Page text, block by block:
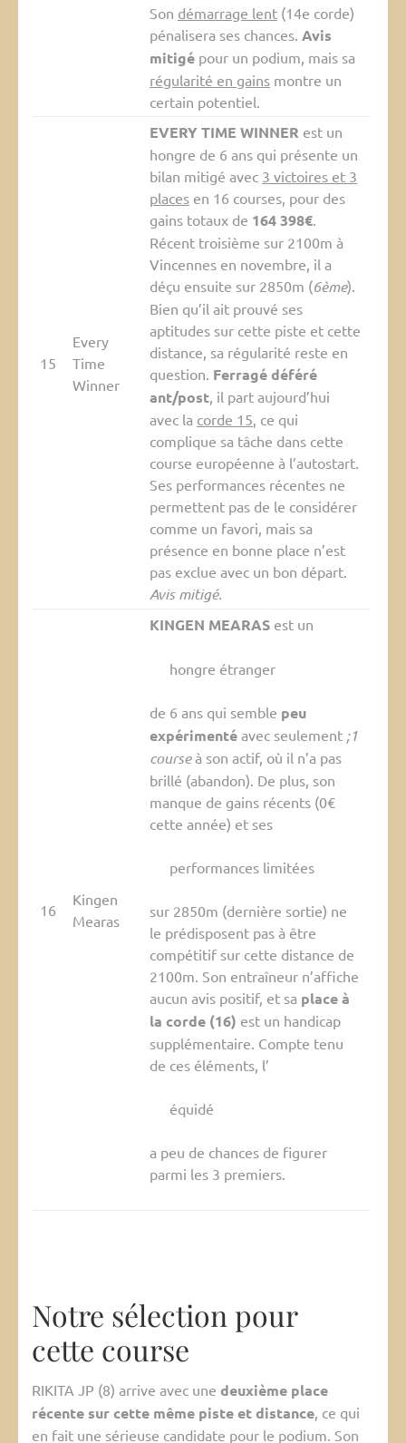
Son démarrage lent(14e corde)
pénalisera ses chances. Avis
mitigépour un podium, mais sa
régularité en gainsmontre un
certain potentiel.
15
Every
Time
Winner
EVERY TIME WINNER est un
hongre de 6 ans qui présente un
bilan mitigé avec 3 victoires et 3
placesen 16 courses, pour des
gains totaux de 164 398€.
Récent troisième sur 2100m à
Vincennes en novembre, il a
déçu ensuite sur 2850m (6ème).
Bien qu’il ait prouvé ses
aptitudes sur cette piste et cette
distance, sa régularité reste en
question. Ferragé déféré
ant/post, il part aujourd’hui
avec la corde 15, ce qui
complique sa tâche dans cette
course européenne à l’autostart.
Ses performances récentes ne
permettent pas de le considérer
comme un favori, mais sa
présence en bonne place n’est
pas exclue avec un bon départ.
Avis mitigé.
16
Kingen
Mearas
KINGEN MEARASest un
hongre étranger
de 6 ans qui semble peu
expérimentéavec seulement ;1
courseà son actif, où il n’a pas
brillé (abandon). De plus, son
manque de gains récents (0€
cette année) et ses
performances limitées
sur 2850m (dernière sortie) ne
le prédisposent pas à être
compétitif sur cette distance de
2100m. Son entraîneur n’affiche
aucun avis positif, et sa place à
la corde (16) est un handicap
supplémentaire. Compte tenu
de ces éléments, l’
équidé
a peu de chances de figurer
parmi les 3 premiers.
Notre sélection pour
cette course
RIKITA JP (8) arrive avec une deuxième place
récente sur cette même piste et distance, ce qui
en fait une sérieuse candidate pour le podium. Son